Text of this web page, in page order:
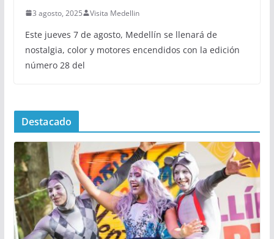
3 agosto, 2025 Visita Medellin
Este jueves 7 de agosto, Medellín se llenará de
nostalgia, color y motores encendidos con la edición
número 28 del
Destacado